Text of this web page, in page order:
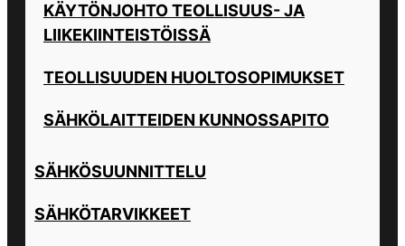
KÄYTÖNJOHTO TEOLLISUUS- JA
LIIKEKIINTEISTÖISSÄ
TEOLLISUUDEN HUOLTOSOPIMUKSET
SÄHKÖLAITTEIDEN KUNNOSSAPITO
SÄHKÖSUUNNITTELU
SÄHKÖTARVIKKEET